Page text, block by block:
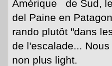
Amérique de Sud,
del Paine en
rando plutôt "dans
de l'escalade...
non plus light.